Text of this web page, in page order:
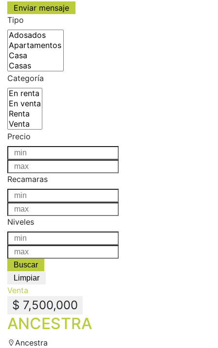
Tipo
Categoría
Precio
Recamaras
Niveles
Venta
$ 7,500,000
ANCESTRA
Ancestra